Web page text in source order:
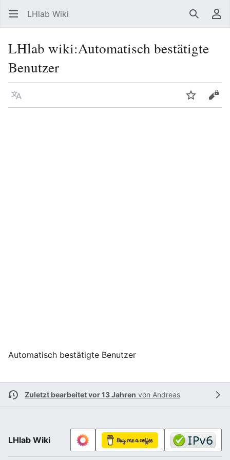
LHlab Wiki Suchen
LHlab wiki:Automatisch bestätigte
Benutzer
Sprache
Automatisch bestätigte Benutzer
Zuletzt bearbeitet vor 13 Jahren von Andreas
LHlab Wiki